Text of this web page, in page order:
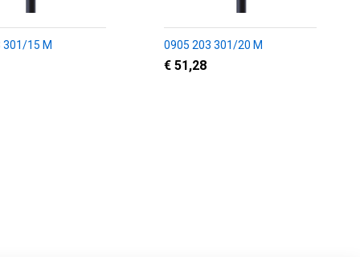
301/15 M 0905 203 301/20 M
€ 51,28